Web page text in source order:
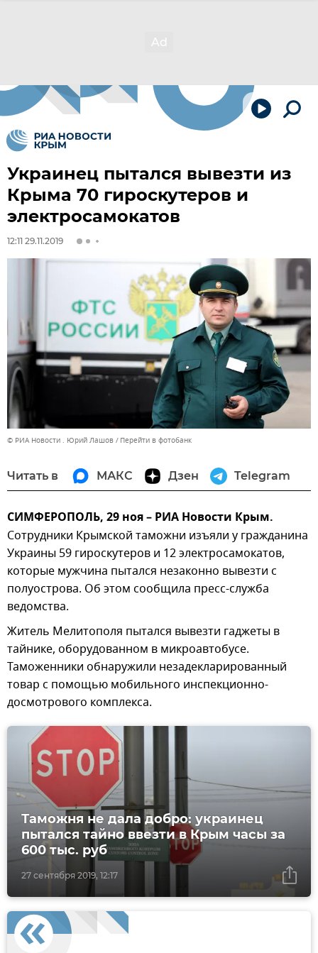
Украинец пытался вывезти из
Крыма 70 гироскутеров и
электросамокатов
12:11 29.11.2019
© РИА Новости . Юрий Лашов Перейти в фотобанк
Читать в МАКС Дзен Telegram
СИМФЕРОПОЛЬ, 29 ноя – РИА Новости Крым.
Сотрудники Крымской таможни изъяли у гражданина
Украины 59 гироскутеров и 12 электросамокатов,
которые мужчина пытался незаконно вывезти с
полуострова. Об этом сообщила пресс-служба
ведомства.
Житель Мелитополя пытался вывезти гаджеты в
тайнике, оборудованном в микроавтобусе.
Таможенники обнаружили незадекларированный
товар с помощью мобильного инспекционно-
досмотрового комплекса.
27 сентября 2019, 12:17
Таможня не дала добро: украинец
пытался тайно ввезти в Крым часы за
600 тыс. руб